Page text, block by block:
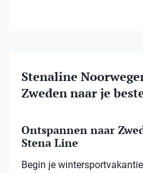
Stenaline
Zweden naar je
Ontspannen naar
Stena Line
Begin je